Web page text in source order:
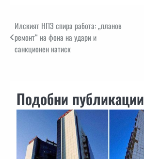
Навигация
Илският НПЗ спира работа: „планов
ремонт“ на фона на удари и
санкционен натиск
Подобни публикации